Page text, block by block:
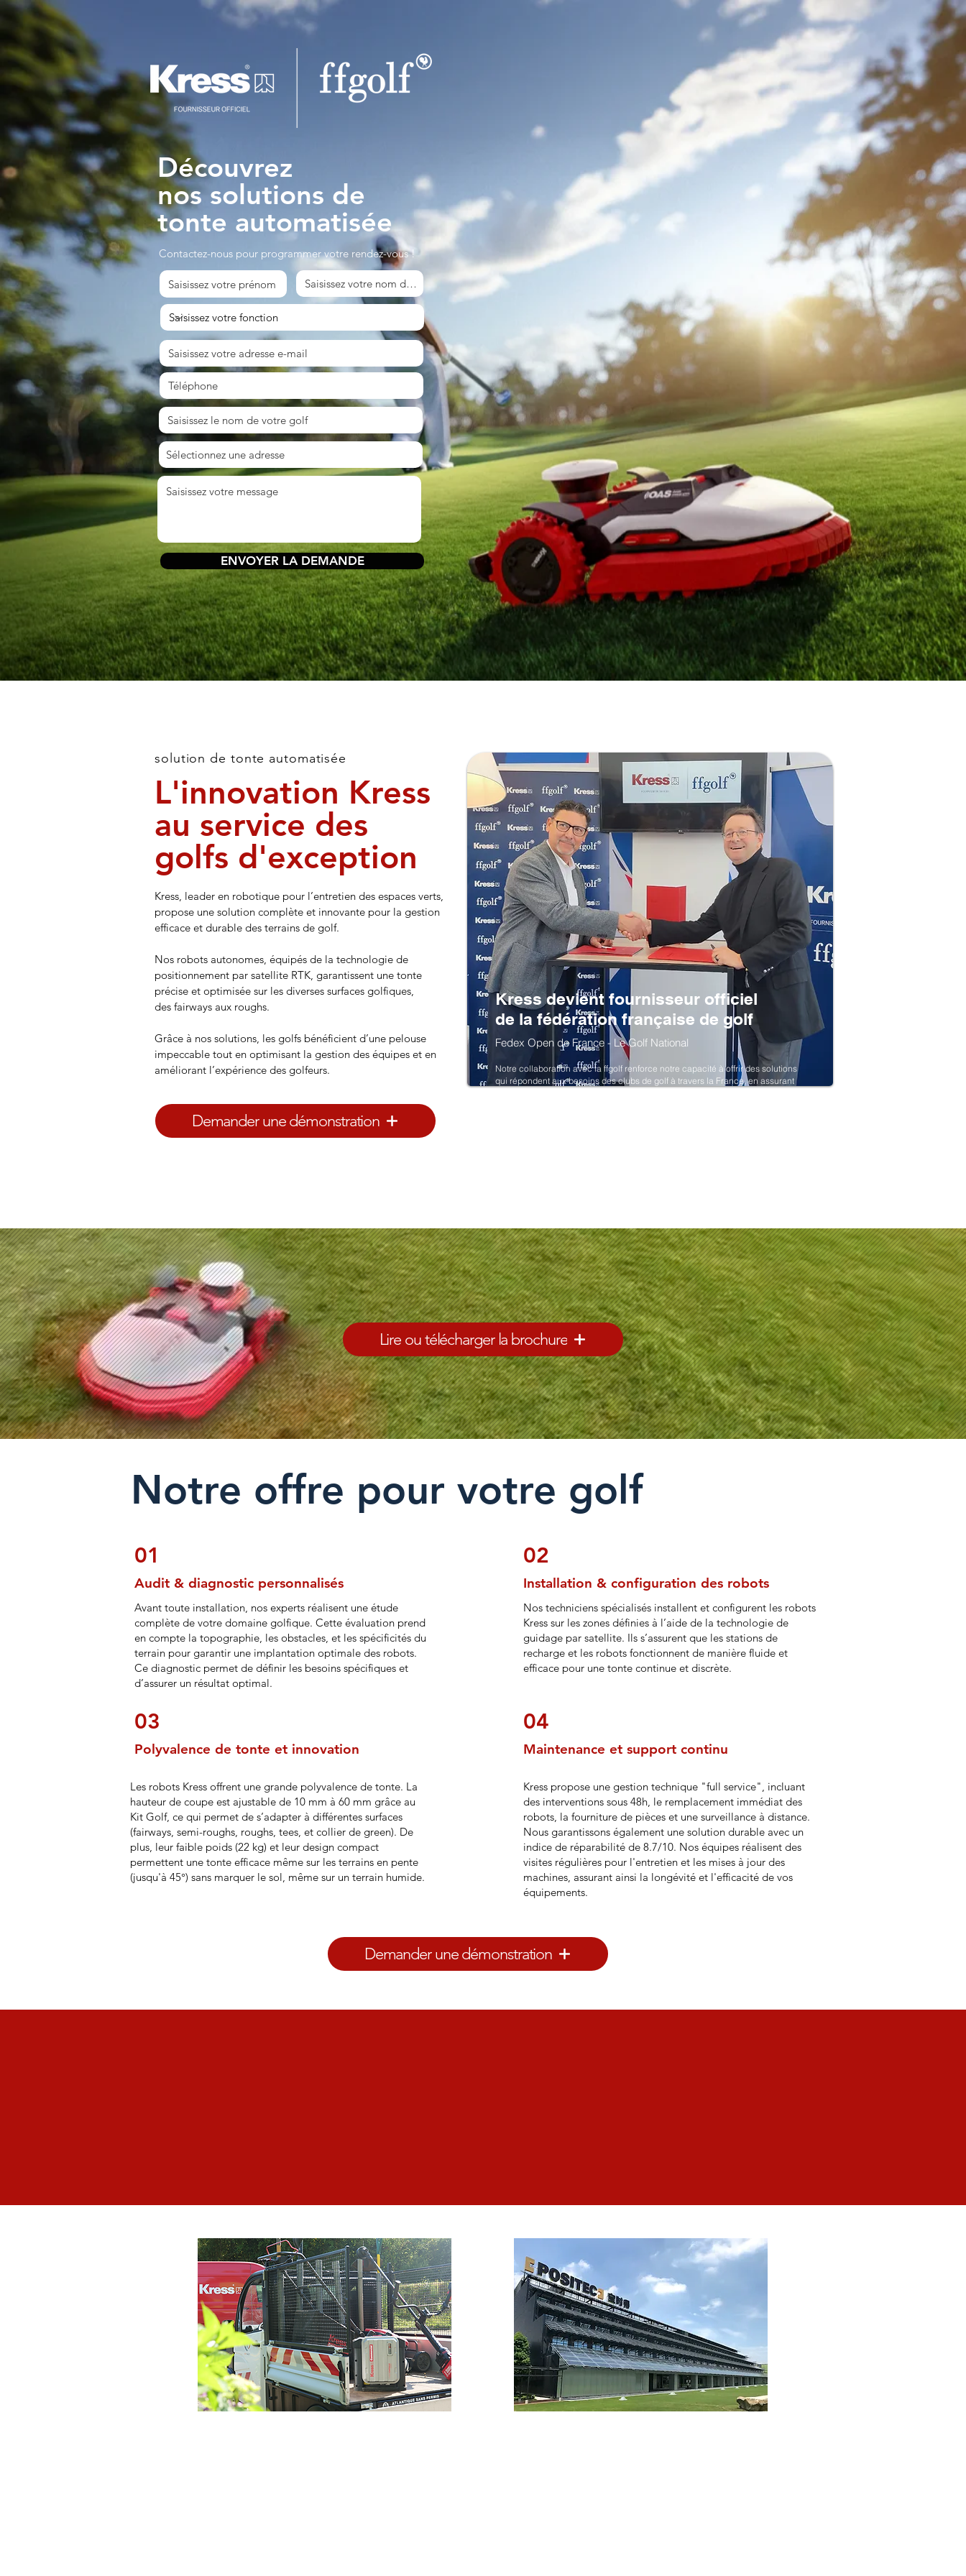
Découvrez
nos solutions de
tonte automatisée
Contactez-nous pour programmer votre rendez-vous !
ENVOYER LA DEMANDE
solution de tonte automatisée
L'innovation Kress
au service des
golfs d'exception
Kress, leader en robotique pour l’entretien des espaces verts,
propose une solution complète et innovante pour la gestion
efficace et durable des terrains de golf.
Nos robots autonomes, équipés de la technologie de
positionnement par satellite RTK, garantissent une tonte
précise et optimisée sur les diverses surfaces golfiques,
des fairways aux roughs.
Grâce à nos solutions, les golfs bénéficient d’une pelouse
impeccable tout en optimisant la gestion des équipes et en
améliorant l’expérience des golfeurs.
Demander une démonstration
Kress devient fournisseur officiel
de la fédération française de golf
Fedex Open de France - Le Golf National
Notre collaboration avec la ffgolf renforce notre capacité à offrir des solutions
qui répondent aux besoins des clubs de golf à travers la France, en assurant
Lire ou télécharger la brochure
Notre offre pour votre golf
01
Audit & diagnostic personnalisés
Avant toute installation, nos experts réalisent une étude
complète de votre domaine golfique. Cette évaluation prend
en compte la topographie, les obstacles, et les spécificités du
terrain pour garantir une implantation optimale des robots.
Ce diagnostic permet de définir les besoins spécifiques et
d’assurer un résultat optimal.
03
Polyvalence de tonte et innovation
Les robots Kress offrent une grande polyvalence de tonte. La
hauteur de coupe est ajustable de 10 mm à 60 mm grâce au
Kit Golf, ce qui permet de s’adapter à différentes surfaces
(fairways, semi-roughs, roughs, tees, et collier de green). De
plus, leur faible poids (22 kg) et leur design compact
permettent une tonte efficace même sur les terrains en pente
(jusqu'à 45°) sans marquer le sol, même sur un terrain humide.
02
Installation & configuration des robots
Nos techniciens spécialisés installent et configurent les robots
Kress sur les zones définies à l’aide de la technologie de
guidage par satellite. Ils s’assurent que les stations de
recharge et les robots fonctionnent de manière fluide et
efficace pour une tonte continue et discrète.
04
Maintenance et support continu
Kress propose une gestion technique "full service", incluant
des interventions sous 48h, le remplacement immédiat des
robots, la fourniture de pièces et une surveillance à distance.
Nous garantissons également une solution durable avec un
indice de réparabilité de 8.7/10. Nos équipes réalisent des
visites régulières pour l'entretien et les mises à jour des
machines, assurant ainsi la longévité et l'efficacité de vos
équipements.
Demander une démonstration